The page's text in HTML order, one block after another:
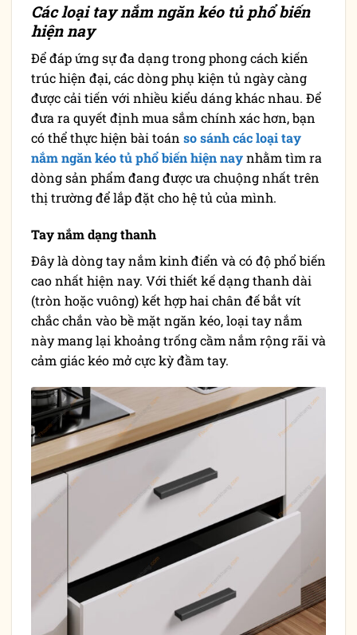
Các loại tay nắm ngăn kéo tủ phổ biến
hiện nay
Để đáp ứng sự đa dạng trong phong cách kiến
trúc hiện đại, các dòng phụ kiện tủ ngày càng
được cải tiến với nhiều kiểu dáng khác nhau. Để
đưa ra quyết định mua sắm chính xác hơn, bạn
có thể thực hiện bài toán so sánh các loại tay
nắm ngăn kéo tủ phổ biến hiện naynhằm tìm ra
dòng sản phẩm đang được ưa chuộng nhất trên
thị trường để lắp đặt cho hệ tủ của mình.
Tay nắm dạng thanh
Đây là dòng tay nắm kinh điển và có độ phổ biến
cao nhất hiện nay. Với thiết kế dạng thanh dài
(tròn hoặc vuông) kết hợp hai chân đế bắt vít
chắc chắn vào bề mặt ngăn kéo, loại tay nắm
này mang lại khoảng trống cầm nắm rộng rãi và
cảm giác kéo mở cực kỳ đầm tay.